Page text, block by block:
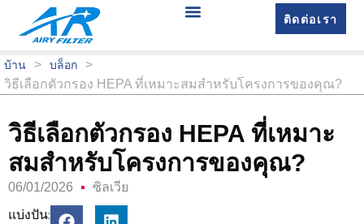
ติดต่อเรา
บ้าน > บล็อก
>
วิธีเลือกตัวกรอง HEPA ที่เหมาะสมสำหรับโครงการของคุณ?
วิธีเลือกตัวกรอง HEPA ที่เหมาะ
สมสำหรับโครงการของคุณ?
06/01/2026 ซิลเวีย
แบ่งปัน: